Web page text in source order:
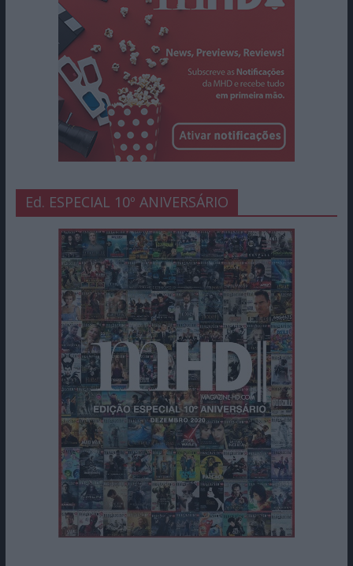
Ed. ESPECIAL 10º ANIVERSÁRIO